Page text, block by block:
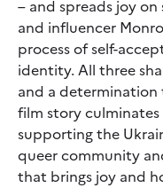
– and spreads joy
and influencer
process of self-
identity. All three
and a determination
film story
supporting the
queer community
that brings joy and